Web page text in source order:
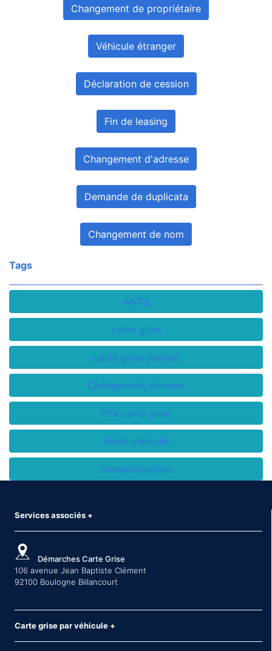
Changement de propriétaire
Véhicule étranger
Déclaration de cession
Fin de leasing
Changement d'adresse
Demande de duplicata
Changement de nom
Tags
ANTS
carte grise
carte grise perdue
Changement adresse
Prix carte grise
Vente véhicule
Immatriculation
Services associés +
Démarches Carte Grise
106 avenue Jean Baptiste Clément
92100 Boulogne Billancourt
Carte grise par véhicule +